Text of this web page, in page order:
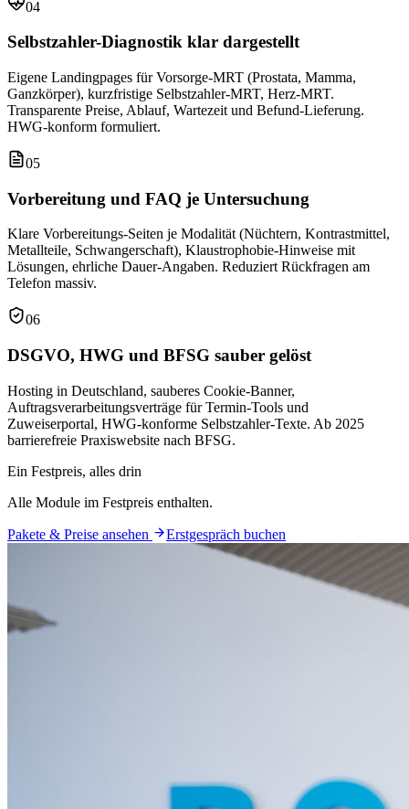
04
Selbstzahler-Diagnostik klar dargestellt
Eigene Landingpages für Vorsorge-MRT (Prostata, Mamma,
Ganzkörper), kurzfristige Selbstzahler-MRT, Herz-MRT.
Transparente Preise, Ablauf, Wartezeit und Befund-Lieferung.
HWG-konform formuliert.
05
Vorbereitung und FAQ je Untersuchung
Klare Vorbereitungs-Seiten je Modalität (Nüchtern, Kontrastmittel,
Metallteile, Schwangerschaft), Klaustrophobie-Hinweise mit
Lösungen, ehrliche Dauer-Angaben. Reduziert Rückfragen am
Telefon massiv.
06
DSGVO, HWG und BFSG sauber gelöst
Hosting in Deutschland, sauberes Cookie-Banner,
Auftragsverarbeitungsverträge für Termin-Tools und
Zuweiserportal, HWG-konforme Selbstzahler-Texte. Ab 2025
barrierefreie Praxiswebsite nach BFSG.
Ein Festpreis, alles drin
Alle Module im Festpreis enthalten.
Pakete & Preise ansehen Erstgespräch buchen